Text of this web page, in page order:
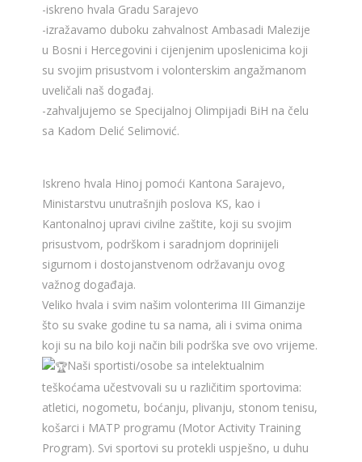
-iskreno hvala Gradu Sarajevo
-izražavamo duboku zahvalnost Ambasadi Malezije
u Bosni i Hercegovini i cijenjenim uposlenicima koji
su svojim prisustvom i volonterskim angažmanom
uveličali naš događaj.
-zahvaljujemo se Specijalnoj Olimpijadi BiH na čelu
sa Kadom Delić Selimović.
Iskreno hvala Hinoj pomoći Kantona Sarajevo,
Ministarstvu unutrašnjih poslova KS, kao i
Kantonalnoj upravi civilne zaštite, koji su svojim
prisustvom, podrškom i saradnjom doprinijeli
sigurnom i dostojanstvenom održavanju ovog
važnog događaja.
Veliko hvala i svim našim volonterima III Gimanzije
što su svake godine tu sa nama, ali i svima onima
koji su na bilo koji način bili podrška sve ovo vrijeme.
Naši sportisti/osobe sa intelektualnim
teškoćama učestvovali su u različitim sportovima:
atletici, nogometu, boćanju, plivanju, stonom tenisu,
košarci i MATP programu (Motor Activity Training
Program). Svi sportovi su protekli uspješno, u duhu